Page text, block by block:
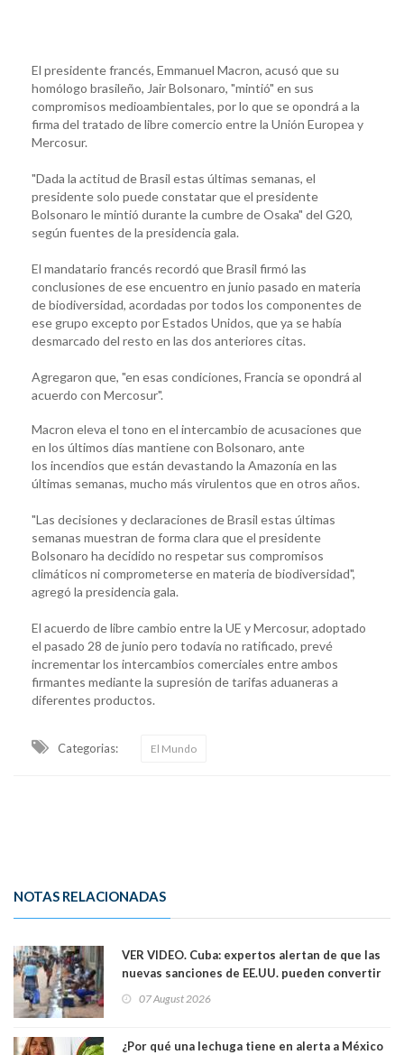
El presidente francés, Emmanuel Macron, acusó que su
homólogo brasileño, Jair Bolsonaro, "mintió" en sus
compromisos medioambientales, por lo que se opondrá a la
firma del tratado de libre comercio entre la Unión Europea y
Mercosur.
"Dada la actitud de Brasil estas últimas semanas, el
presidente solo puede constatar que el presidente
Bolsonaro le mintió durante la cumbre de Osaka" del G20,
según fuentes de la presidencia gala.
El mandatario francés recordó que Brasil firmó las
conclusiones de ese encuentro en junio pasado en materia
de biodiversidad, acordadas por todos los componentes de
ese grupo excepto por Estados Unidos, que ya se había
desmarcado del resto en las dos anteriores citas.
Agregaron que, "en esas condiciones, Francia se opondrá al
acuerdo con Mercosur".
Macron eleva el tono en el intercambio de acusaciones que
en los últimos días mantiene con Bolsonaro, ante
los incendios que están devastando la Amazonía en las
últimas semanas, mucho más virulentos que en otros años.
"Las decisiones y declaraciones de Brasil estas últimas
semanas muestran de forma clara que el presidente
Bolsonaro ha decidido no respetar sus compromisos
climáticos ni comprometerse en materia de biodiversidad",
agregó la presidencia gala.
El acuerdo de libre cambio entre la UE y Mercosur, adoptado
el pasado 28 de junio pero todavía no ratificado, prevé
incrementar los intercambios comerciales entre ambos
firmantes mediante la supresión de tarifas aduaneras a
diferentes productos.
Categorias: El Mundo
NOTAS RELACIONADAS
VER VIDEO. Cuba: expertos alertan de que las
nuevas sanciones de EE.UU. pueden convertir
07 August 2026
¿Por qué una lechuga tiene en alerta a México